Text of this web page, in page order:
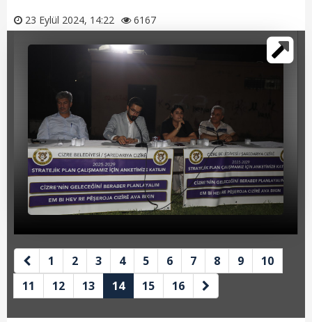
Program ve Raporlar
Meclis Üyelerimiz
E-Belediye
Beyan Bilgileri
Borç Bilgileri
Tahakkuk Bilgileri
Tahsilat Bilgileri
Online Ödeme
Sicil Kodu ile Tahsilat
23 Eylül 2024, 14:22 6167
1 2 3 4 5 6 7 8 9
10
11
12 13 14 15 16